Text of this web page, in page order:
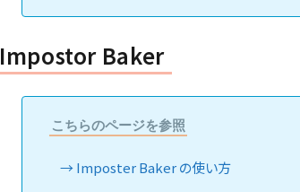
Impostor Baker
こちらのページを参照
Imposter Baker の使い方